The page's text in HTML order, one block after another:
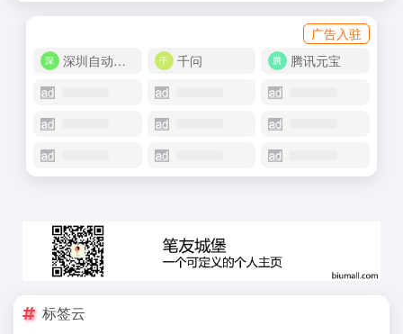
广告入驻
深圳自动化商城
千问 腾讯元宝
标签云